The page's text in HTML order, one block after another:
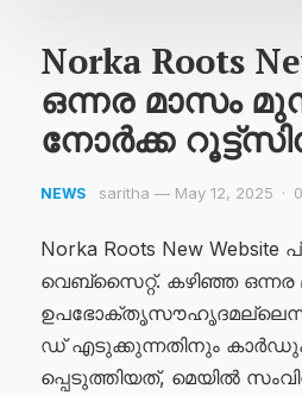
Norka Roots
ഒന്നര മാസം
നോര്‍ക്ക
NEWS saritha — May 12, 2025 ·
Norka Roots New
വെബ്സൈറ്റ്. കഴിഞ്ഞ
ഡ് എ​ടു​ക്കു​ന്ന​തി​നും
പ്പെ​ടു​ത്തി​യത്, മെ​യി​ൽ